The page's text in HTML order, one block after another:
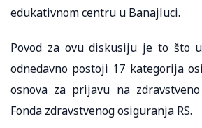
edukativnom centru u Banajluci.
Povod za ovu diskusiju je to što
odnedavno postoji 17 kategorija
osnova za prijavu na
Fonda zdravstvenog osiguranja RS.